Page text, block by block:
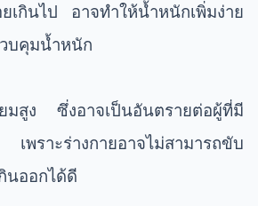
เกินไป อาจทำให้น้ำหนักเพิ่มง่าย
บคุมน้ำหนัก
มสูง ซึ่งอาจเป็นอันตรายต่อผู้ที่มี
ร่างกายอาจไม่สามารถขับ
นออกได้ดี